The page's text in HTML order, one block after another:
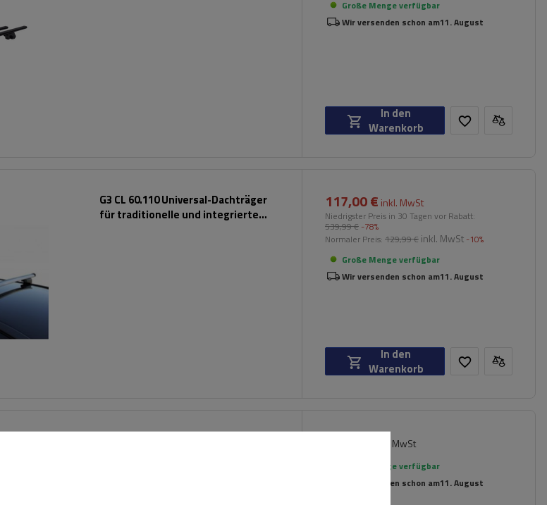
Große Menge verfügbar
Wir versenden schon am11. August
In den
Warenkorb
G3 CL 60.110 Universal-Dachträger
für traditionelle und integrierte
117,00 € inkl. MwSt
Niedrigster Preis in 30 Tagen vor Rabatt:
539,99 € -78%
Normaler Preis: 129,99 € inkl. MwSt -10%
Große Menge verfügbar
Wir versenden schon am11. August
In den
Warenkorb
inkl. MwSt
Große Menge verfügbar
Wir versenden schon am11. August